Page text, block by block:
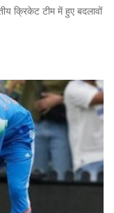
क्रिकेट टीम में हुए बदलावों